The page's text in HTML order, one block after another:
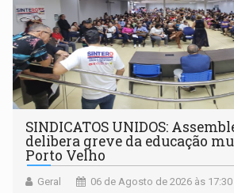
SINDICATOS UNIDOS:
delibera greve da educação
Porto Velho
Geral 06 de Agosto de 2026 às 17:30